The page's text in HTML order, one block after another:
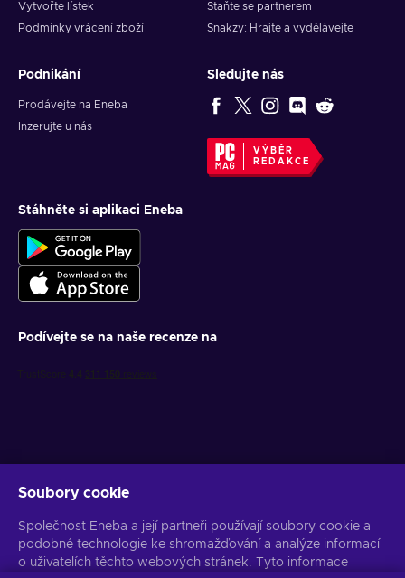
Vytvořte lístek
Podmínky vrácení zboží
Staňte se partnerem
Snakzy: Hrajte a vydělávejte
Podnikání
Prodávejte na Eneba
Inzerujte u nás
Sledujte nás
VÝBĚR
REDAKCE
Stáhněte si aplikaci Eneba
Podívejte se na naše recenze na
Získejte personalizované nabídky her
Předplatit
Z odběru se můžete kdykoli odhlásit. Více informací naleznete v
Soubory cookie
Společnost Eneba a její partneři používají soubory cookie a
podobné technologie ke shromažďování a analýze informací
o uživatelích těchto webových stránek. Tyto informace